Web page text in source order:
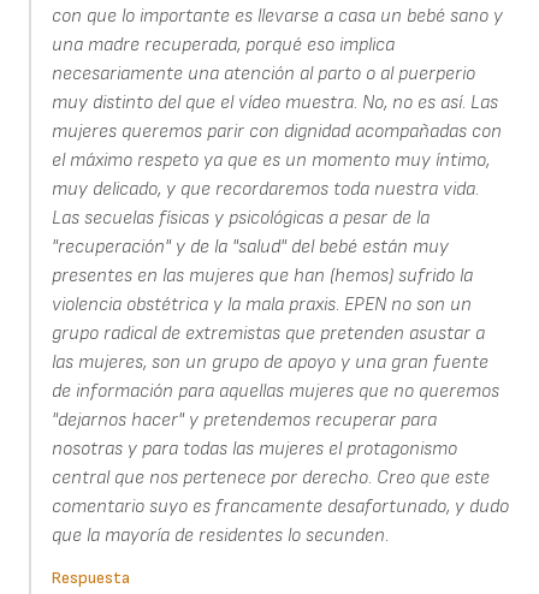
con que lo importante es llevarse a casa un bebé sano y
una madre recuperada, porqué eso implica
necesariamente una atención al parto o al puerperio
muy distinto del que el vídeo muestra. No, no es así. Las
mujeres queremos parir con dignidad acompañadas con
el máximo respeto ya que es un momento muy íntimo,
muy delicado, y que recordaremos toda nuestra vida.
Las secuelas físicas y psicológicas a pesar de la
"recuperación" y de la "salud" del bebé están muy
presentes en las mujeres que han (hemos) sufrido la
violencia obstétrica y la mala praxis. EPEN no son un
grupo radical de extremistas que pretenden asustar a
las mujeres, son un grupo de apoyo y una gran fuente
de información para aquellas mujeres que no queremos
"dejarnos hacer" y pretendemos recuperar para
nosotras y para todas las mujeres el protagonismo
central que nos pertenece por derecho. Creo que este
comentario suyo es francamente desafortunado, y dudo
que la mayoría de residentes lo secunden.
Respuesta